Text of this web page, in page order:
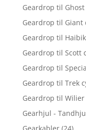
Geardrop til
Geardrop til Giant
Geardrop til
Geardrop til Scott
Geardrop til
Geardrop til Trek
Geardrop til Wilier
Gearhjul -